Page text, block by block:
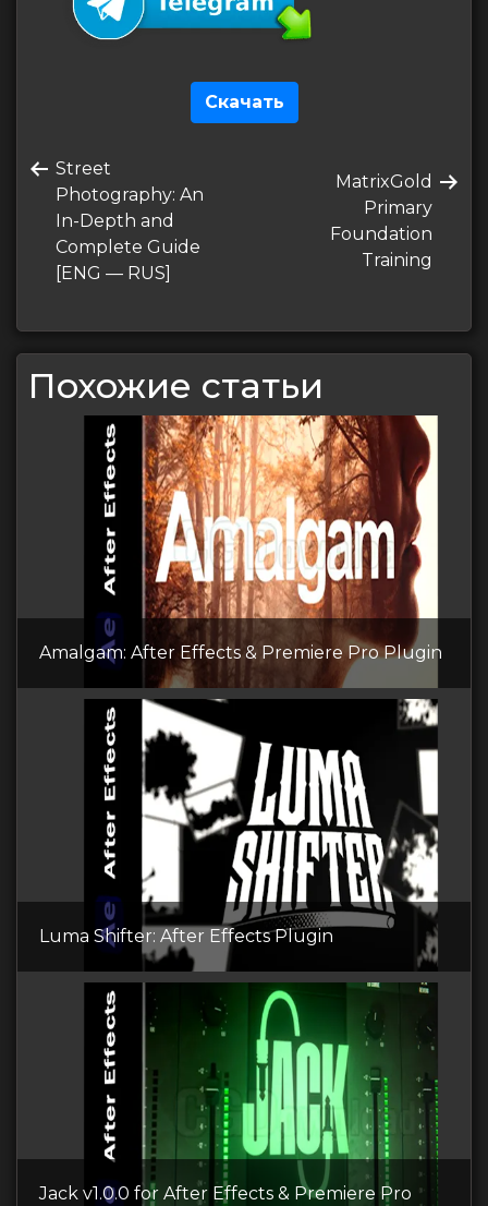
Скачать
по
записям
Предыдущая
запись
Street
Photography: An
In-Depth and
Complete Guide
[ENG — RUS]
Следующая
запись
MatrixGold
Primary
Foundation
Training
Похожие статьи
Amalgam: After Effects & Premiere Pro Plugin
Luma Shifter: After Effects Plugin
Jack v1.0.0 for After Effects & Premiere Pro